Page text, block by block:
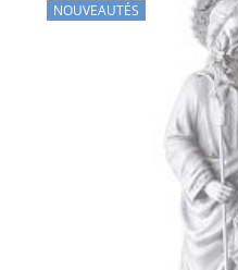
NOUVEAUTÉS